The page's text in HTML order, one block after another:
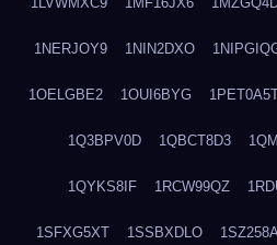
1NERJOY9 1NIN2DXO
1OELGBE2 1OUI6BYG
1Q3BPV0D 1QBCT8D3
1QYKS8IF 1RCW99QZ
1SFXG5XT 1SSBXDLO